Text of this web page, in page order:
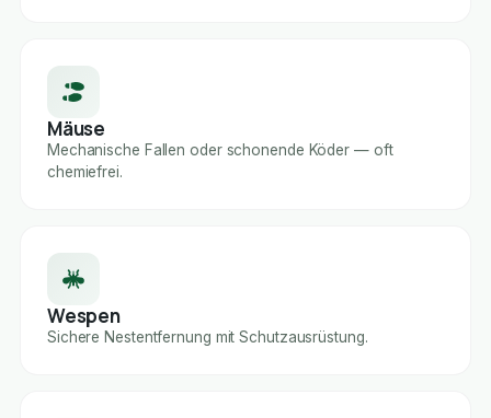
Mäuse
Mechanische Fallen oder schonende Köder — oft
chemiefrei.
Wespen
Sichere Nestentfernung mit Schutzausrüstung.